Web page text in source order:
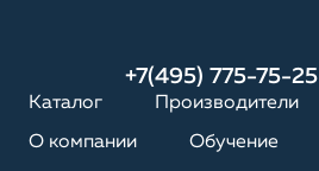
+7(495) 775-75-25
Каталог Производители
О компании Обучение